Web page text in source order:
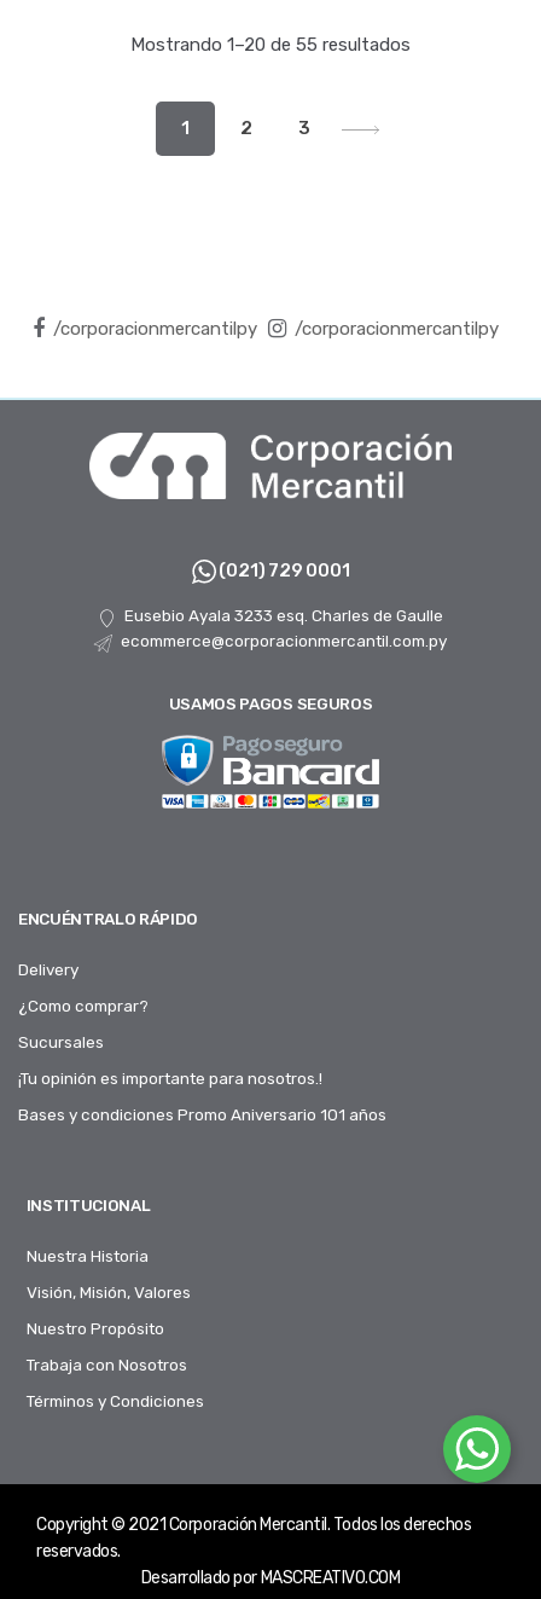
Mostrando 1–20 de 55 resultados
1 2 3
/corporacionmercantilpy /corporacionmercantilpy
(021) 729 0001
Eusebio Ayala 3233 esq. Charles de Gaulle
ecommerce@corporacionmercantil.com.py
USAMOS PAGOS SEGUROS
ENCUÉNTRALO RÁPIDO
Delivery
¿Como comprar?
Sucursales
¡Tu opinión es importante para nosotros.!
Bases y condiciones Promo Aniversario 101 años
INSTITUCIONAL
Nuestra Historia
Visión, Misión, Valores
Nuestro Propósito
Trabaja con Nosotros
Términos y Condiciones
Copyright © 2021 Corporación Mercantil. Todos los derechos
reservados.
Desarrollado por MASCREATIVO.COM